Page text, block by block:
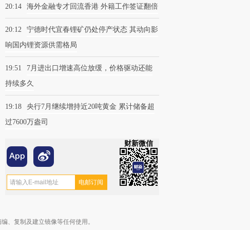
20:14 海外金融专才回流香港 外籍工作签证翻倍
20:12
宁德时代宜春锂矿仍处停产状态 其动向影
响国内锂资源供需格局
19:51
7月进出口增速高位放缓，价格驱动还能
持续多久
19:18
央行7月继续增持近20吨黄金 累计储备超
过7600万盎司
财新微信
、复制及建立镜像等任何使用。